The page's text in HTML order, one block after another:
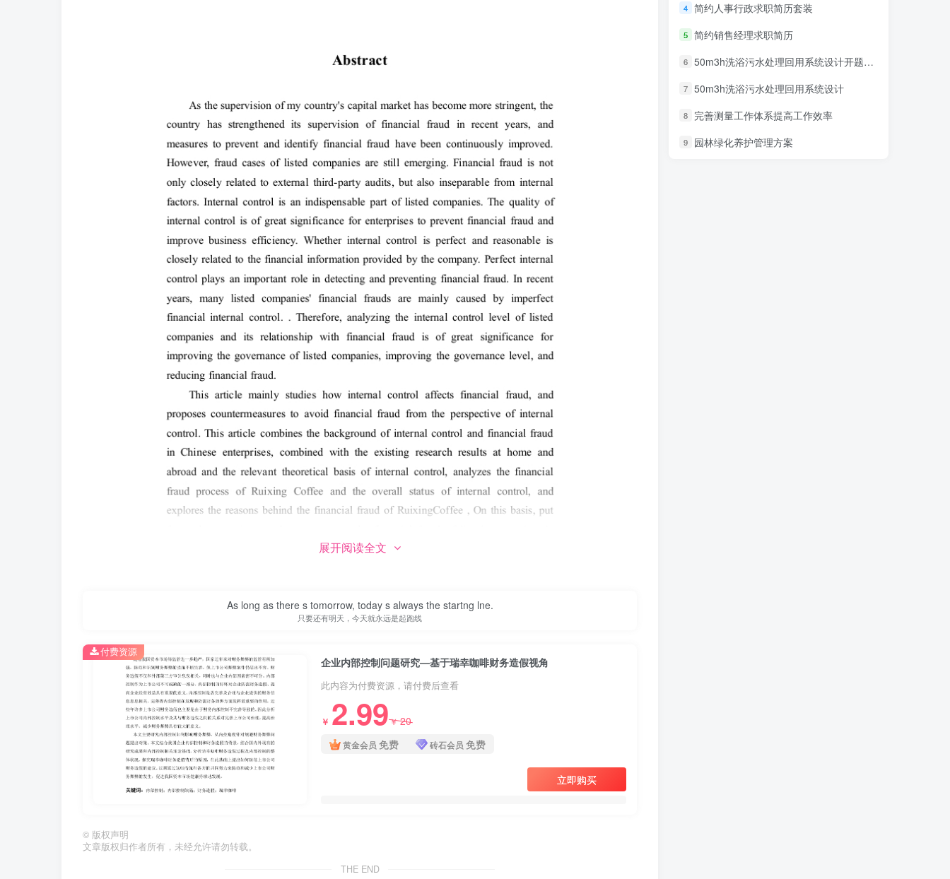
第2页 / 共31页
展开阅读全文
As long as there s tomorrow, today s always the startng lne.
只要还有明天，今天就永远是起跑线
企业内部控制问题研究—基于瑞幸咖啡财务造假视角
此内容为付费资源，请付费后查看
￥ 2.99￥20
黄金会员 免费 砖石会员 免费
立即购买
付费资源
© 版权声明
文章版权归作者所有，未经允许请勿转载。
THE END
4 简约人事行政求职简历套装
5 简约销售经理求职简历
6 50m3h洗浴污水处理回用系统设计开题报告
7 50m3h洗浴污水处理回用系统设计
8 完善测量工作体系提高工作效率
9 园林绿化养护管理方案